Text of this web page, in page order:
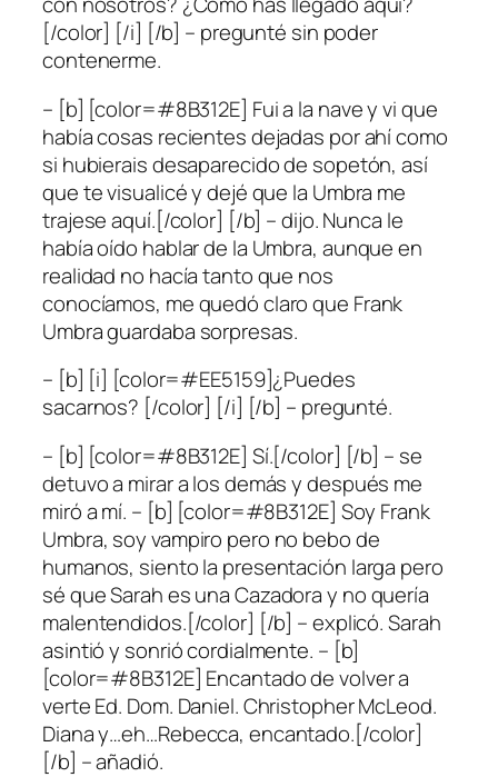
[/color] [/i] [/b] – pregunté sin poder
contenerme.
– [b] [color=#8B312E] Fui a la nave y vi que
había cosas recientes dejadas por ahí como
si hubierais desaparecido de sopetón, así
que te visualicé y dejé que la Umbra me
trajese aquí.[/color] [/b] – dijo. Nunca le
había oído hablar de la Umbra, aunque en
realidad no hacía tanto que nos
conocíamos, me quedó claro que Frank
Umbra guardaba sorpresas.
– [b] [i] [color=#EE5159]¿Puedes
sacarnos? [/color] [/i] [/b] – pregunté.
– [b] [color=#8B312E] Sí.[/color] [/b] – se
detuvo a mirar a los demás y después me
miró a mí. – [b] [color=#8B312E] Soy Frank
Umbra, soy vampiro pero no bebo de
humanos, siento la presentación larga pero
sé que Sarah es una Cazadora y no quería
malentendidos.[/color] [/b] – explicó. Sarah
asintió y sonrió cordialmente. – [b]
[color=#8B312E] Encantado de volver a
verte Ed. Dom. Daniel. Christopher McLeod.
Diana y…eh…Rebecca, encantado.[/color]
[/b] – añadió.